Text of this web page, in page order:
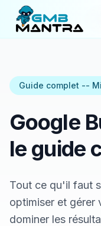
Industries
Compare
Pricing
Accueil / Guides
Guide complet --
Google
le guide
Tout ce qu'il faut
optimiser et gérer
dominer les